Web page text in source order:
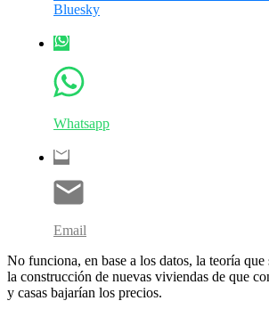
Bluesky
Whatsapp
Email
No funciona, en base a los datos, la teoría
la construcción de nuevas viviendas de que
y casas bajarían los precios.